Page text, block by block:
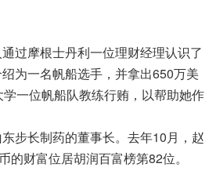
过摩根士丹利一位理财经理认识了
为一名帆船选手，并拿出650万美
一位帆船队教练行贿，以帮助她作
步长制药的董事长。去年10月，赵
的财富位居胡润百富榜第82位。